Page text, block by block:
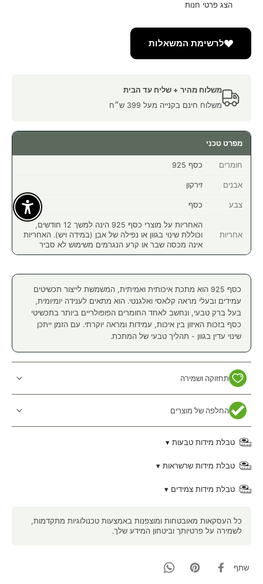
הצג פרטי חנות
לרשימת המשאלות
משלוח מהיר + שליח עד הבית
משלוח חינם בקנייה מעל 399 ש״ח
מפרט טכני
חומרים כסף 925
אבנים זירקון
צבע כסף
אחריות
האחריות על מוצרי כסף 925 הינה למשך 12 חודשים,
וכוללת שינוי בגוון או נפילה של אבן (במידה ויש). האחריות
אינה מכסה שבר או קרע הנגרמים משימוש לא סביר
כסף 925 הוא מתכת איכותית ואמיתית, המשמשת לייצור תכשיטים
עמידים ובעלי מראה קלאסי ואלגנטי. הוא מתאים לענידה יומיומית,
בעל ברק טבעי, ונחשב לאחד החומרים הפופולריים ביותר בתכשיטי
כסף בזכות האיזון בין איכות, עמידות ומראה יוקרתי. עם הזמן ייתכן
שינוי עדין בגוון - תהליך טבעי של המתכת.
תחזוקה ושמירה
החלפה של מוצרים
טבלת מידות טבעות ▾
טבלת מידות שרשראות ▾
טבלת מידות צמידים ▾
כל העסקאות מאובטחות ומוצפנות באמצעות טכנולוגיות מתקדמות,
לשמירה על פרטיותך וביטחון המידע שלך.
שתף
Enable Accessibility